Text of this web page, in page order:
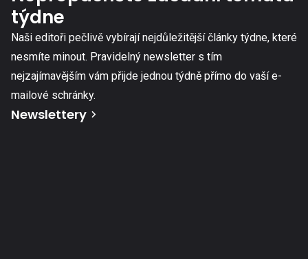
týdne
Naši editoři pečlivě vybírají nejdůležitější články týdne, které
nesmíte minout. Pravidelný newsletter s tím
nejzajímavějším vám přijde jednou týdně přímo do vaší e-
mailové schránky.
Newslettery